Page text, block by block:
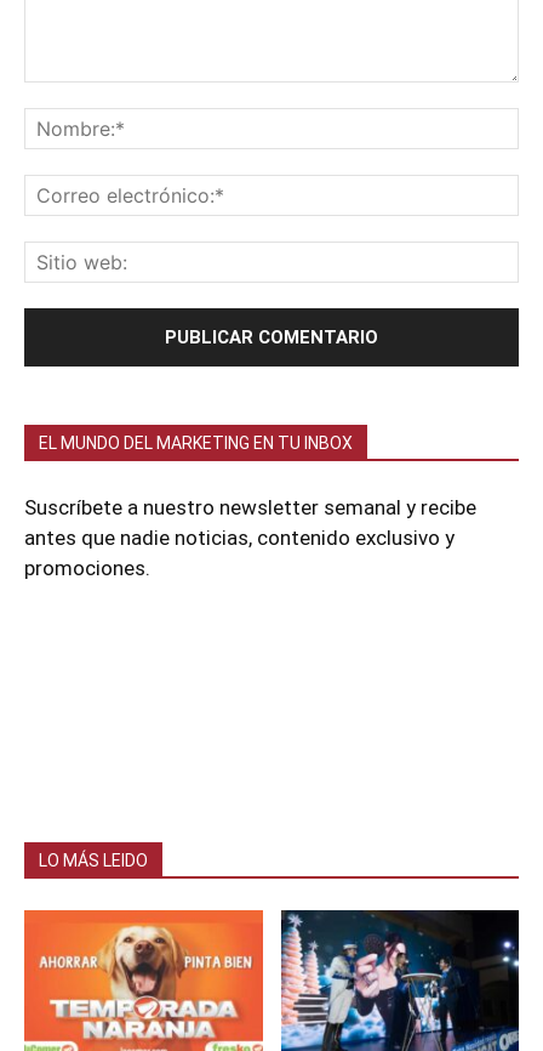
EL MUNDO DEL MARKETING EN TU INBOX
Suscríbete a nuestro newsletter semanal y recibe
antes que nadie noticias, contenido exclusivo y
promociones.
LO MÁS LEIDO